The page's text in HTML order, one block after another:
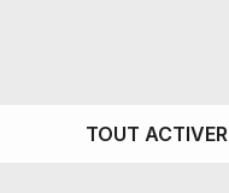
TOUT ACTIVER